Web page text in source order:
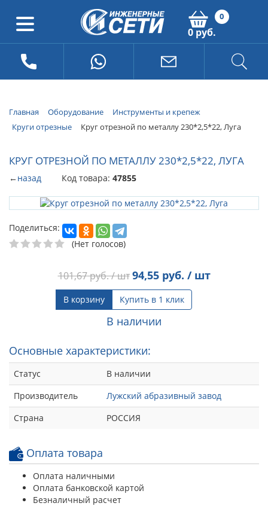
0
0 руб.
Главная Оборудование
Инструменты и крепеж
Круги отрезные
Круг отрезной по металлу 230*2,5*22, Луга
КРУГ ОТРЕЗНОЙ ПО МЕТАЛЛУ 230*2,5*22, ЛУГА
←назад Код товара: 47855
Поделиться:
(Нет голосов)
101,67руб. / шт 94,55руб. / шт
В корзину Купить в 1 клик
В наличии
Основные характеристики:
Статус
В наличии
Производитель
Лужский абразивный завод
Страна
РОССИЯ
Оплата товара
Оплата наличными
Оплата банковской картой
Безналичный расчет